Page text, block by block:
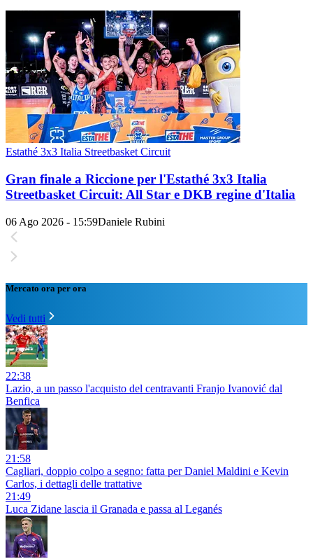
Estathé 3x3 Italia Streetbasket Circuit
Gran finale a Riccione per l'Estathé 3x3 Italia
Streetbasket Circuit: All Star e DKB regine d'Italia
06 Ago 2026 - 15:59Daniele Rubini
Mercato ora per ora
Vedi tutti
22:38
Lazio, a un passo l'acquisto del centravanti Franjo Ivanović dal
Benfica
21:58
Cagliari, doppio colpo a segno: fatta per Daniel Maldini e Kevin
Carlos, i dettagli delle trattative
21:49
Luca Zidane lascia il Granada e passa al Leganés